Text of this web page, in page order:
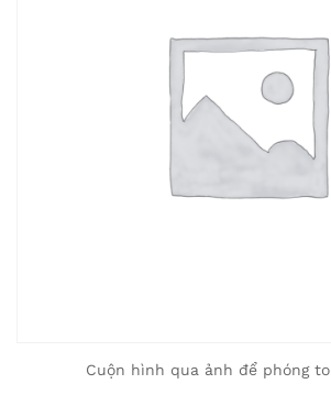
Cuộn hình qua ảnh để phóng to